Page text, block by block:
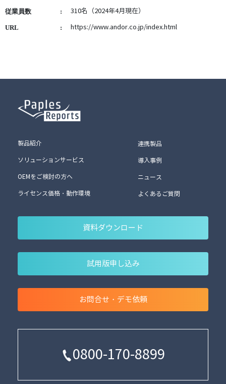
従業員数 310名（2024年4月現在）
URL https://www.andor.co.jp/index.html
製品紹介
ソリューションサービス
OEMをご検討の方へ
ライセンス価格・動作環境
連携製品
導入事例
ニュース
よくあるご質問
資料ダウンロード
試用版申し込み
お問合せ・デモ依頼
0800-170-8899